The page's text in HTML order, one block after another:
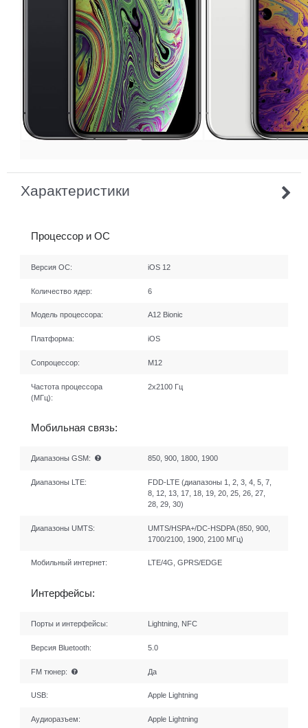
Характеристики
Процессор и ОС
Версия ОС: iOS 12
Количество ядер: 6
Модель процессора: A12 Bionic
Платформа: iOS
Сопроцессор: М12
Частота процессора
(МГц):
2х2100 Гц
Мобильная связь:
Диапазоны GSM: 850, 900, 1800, 1900
Диапазоны LTE:
FDD-LTE (диапазоны 1, 2, 3, 4, 5, 7,
8, 12, 13, 17, 18, 19, 20, 25, 26, 27,
28, 29, 30)
Диапазоны UMTS:
UMTS/HSPA+/DC-HSDPA (850, 900,
1700/2100, 1900, 2100 МГц)
Мобильный интернет: LTE/4G, GPRS/EDGE
Интерфейсы:
Порты и интерфейсы: Lightning, NFC
Версия Bluetooth: 5.0
FM тюнер: Да
USB: Apple Lightning
Аудиоразъем: Apple Lightning